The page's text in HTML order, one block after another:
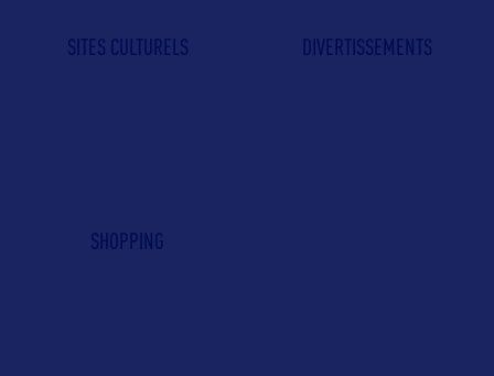
SITES CULTURELS DIVERTISSEMENTS
SHOPPING